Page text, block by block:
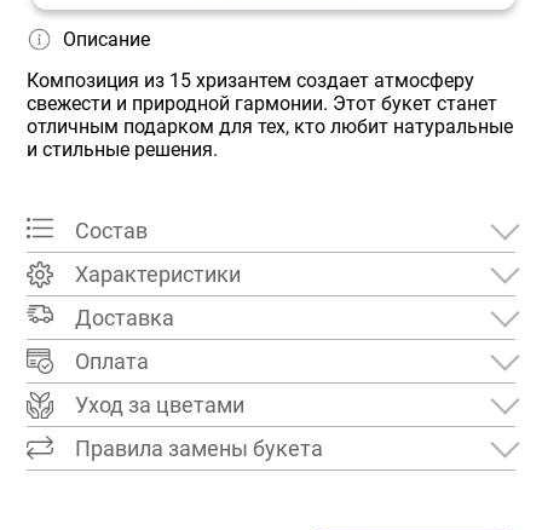
Описание
Композиция из 15 хризантем создает атмосферу
свежести и природной гармонии. Этот букет станет
отличным подарком для тех, кто любит натуральные
и стильные решения.
Состав
Характеристики
Доставка
Оплата
Уход за цветами
Правила замены букета